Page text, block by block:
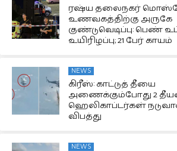
ரஷ்ய தலைநகர்
உணவகத்திற்கு அருகே
குண்டுவெடிப்பு: பெண்
உயிரிழப்பு; 21 பேர் காயம்
NEWS
கிரீஸ்: காட்டுத் தீயை
அணைக்கும்போது 2
ஹெலிகாப்டர்கள்
விபத்து
NEWS